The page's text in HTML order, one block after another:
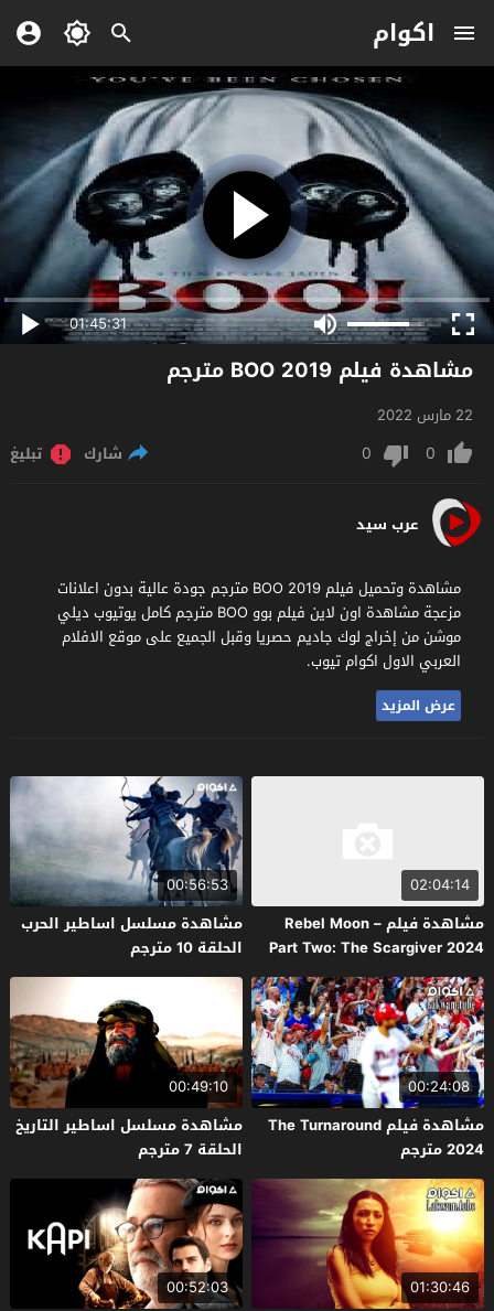
اكوام
01:45:31
مشاهدة فيلم BOO 2019 مترجم
22 مارس 2022
0
0 شارك تبليغ
عرب سيد
مشاهدة وتحميل فيلم BOO 2019 مترجم جودة عالية بدون اعلانات
مزعجة مشاهدة اون لاين فيلم بوو BOO مترجم كامل يوتيوب ديلي
موشن من إخراج لوك جاديم حصريا وقبل الجميع على موقع الافلام
العربي الاول اكوام تيوب.
عرض المزيد
02:04:14
مشاهدة فيلم Rebel Moon –
Part Two: The Scargiver 2024
مترجم
00:56:53
مشاهدة مسلسل اساطير الحرب
الحلقة 10 مترجم
00:24:08
مشاهدة فيلم The Turnaround
2024 مترجم
00:49:10
مشاهدة مسلسل اساطير التاريخ
الحلقة 7 مترجم
01:30:46
00:52:03